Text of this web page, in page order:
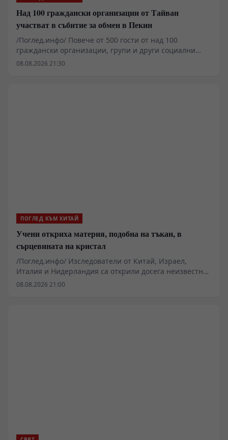
Над 100 граждански организации от Тайван
участват в събитие за обмен в Пекин
/Поглед.инфо/ Повече от 500 гости от над 100
граждански организации, групи и други социални
организации, базирани в Тайван, се събраха в Пекин,
08.08.2026 21:30
ПОГЛЕД КЪМ КИТАЙ
Учени откриха материя, подобна на тъкан, в
сърцевината на кристал
/Поглед.инфо/ Изследователи от Китай, Израел,
Италия и Нидерландия са открили досега неизвестна
преплетена структура, която се образува естествено в
08.08.2026 21:00